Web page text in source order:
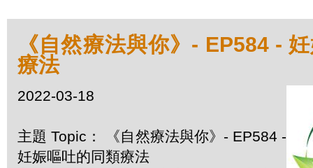
《自然療法與你》- EP584 -
療法
2022-03-18
主題 Topic： 《自然療法與你》- EP584 -
妊娠嘔吐的同類療法